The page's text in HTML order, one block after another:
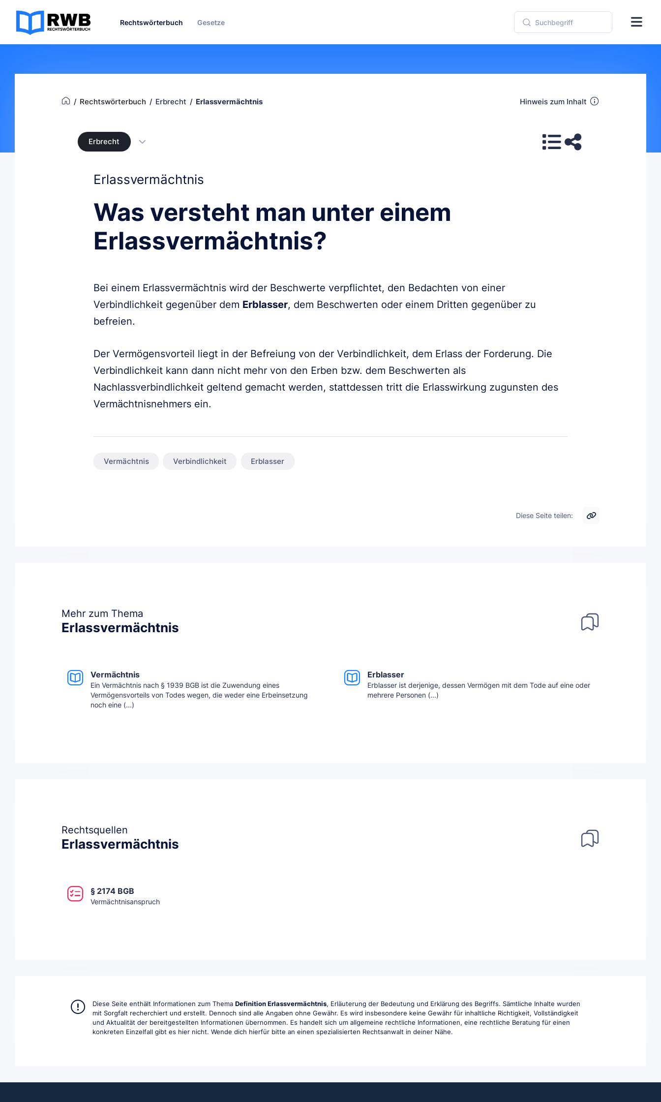
Rechtswörterbuch Gesetze
Rechtswörterbuch Erbrecht Erlassvermächtnis Hinweis zum Inhalt
Erbrecht
Erlassvermächtnis
Was versteht man unter einem
Erlassvermächtnis?
Bei einem Erlassvermächtnis wird der Beschwerte verpflichtet, den Bedachten von einer
Verbindlichkeit gegenüber dem Erblasser, dem Beschwerten oder einem Dritten gegenüber zu
befreien.
Der Vermögensvorteil liegt in der Befreiung von der Verbindlichkeit, dem Erlass der Forderung. Die
Verbindlichkeit kann dann nicht mehr von den Erben bzw. dem Beschwerten als
Nachlassverbindlichkeit geltend gemacht werden, stattdessen tritt die Erlasswirkung zugunsten des
Vermächtnisnehmers ein.
Vermächtnis Verbindlichkeit Erblasser
Diese Seite teilen:
Mehr zum Thema
Erlassvermächtnis
Vermächtnis
Ein Vermächtnis nach § 1939 BGB ist die Zuwendung eines
Vermögensvorteils von Todes wegen, die weder eine Erbeinsetzung
noch eine (...)
Erblasser
Erblasser ist derjenige, dessen Vermögen mit dem Tode auf eine oder
mehrere Personen (...)
Rechtsquellen
Erlassvermächtnis
§ 2174 BGB
Vermächtnisanspruch
Diese Seite enthält Informationen zum ThemaDefinition Erlassvermächtnis, Erläuterung der Bedeutung und Erklärung des Begriffs. Sämtliche Inhalte wurden
mit Sorgfalt recherchiert und erstellt. Dennoch sind alle Angaben ohne Gewähr. Es wird insbesondere keine Gewähr für inhaltliche Richtigkeit, Vollständigkeit
und Aktualität der bereitgestellten Informationen übernommen. Es handelt sich um allgemeine rechtliche Informationen, eine rechtliche Beratung für einen
konkreten Einzelfall gibt es hier nicht. Wende dich hierfür bitte an einen spezialisierten Rechtsanwalt in deiner Nähe.